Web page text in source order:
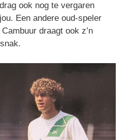
ook nog te vergaren
Een andere oud-speler
draagt ook z’n